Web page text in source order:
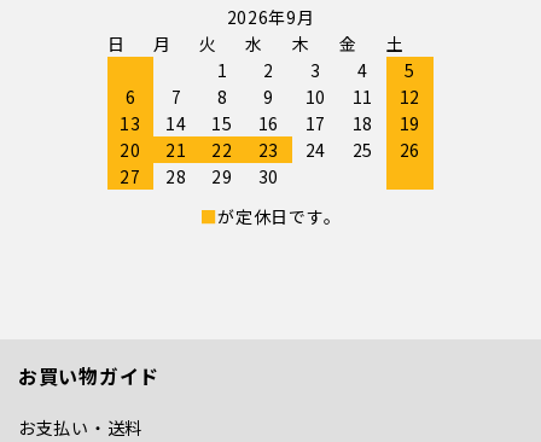
2026年9月
日
月 火 水 木 金
土
1
2 3 4
5
6
7 8 9 10 11
12
13
14 15 16 17 18
19
20
21 22 23 24 25
26
27
28 29
30
■が定休日です。
お買い物ガイド
お支払い・送料